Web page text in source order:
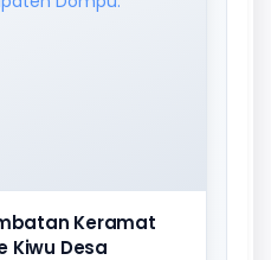
Keramat
Kiwu Desa